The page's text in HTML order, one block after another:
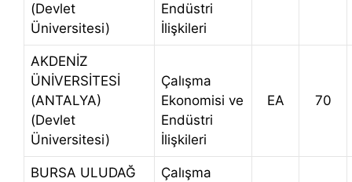
(Devlet
Üniversitesi)
Endüstri
İlişkileri
AKDENİZ
ÜNİVERSİTESİ
(ANTALYA)
(Devlet
Üniversitesi)
Çalışma
Ekonomisi ve
Endüstri
İlişkileri
EA 70
BURSA ULUDAĞ
Çalışma